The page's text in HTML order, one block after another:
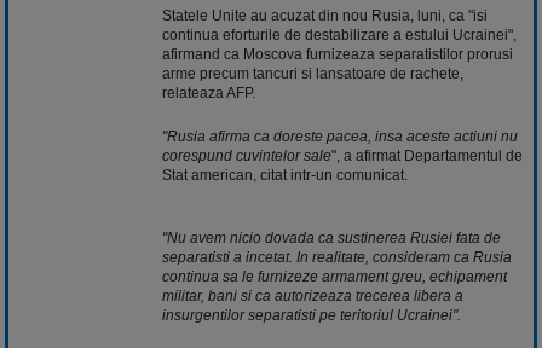
Statele Unite au acuzat din nou Rusia, luni, ca "isi
continua eforturile de destabilizare a estului Ucrainei",
afirmand ca Moscova furnizeaza separatistilor prorusi
arme precum tancuri si lansatoare de rachete,
relateaza AFP.
"Rusia afirma ca doreste pacea, insa aceste actiuni nu
corespund cuvintelor sale", a afirmat Departamentul de
Stat american, citat intr-un comunicat.
"Nu avem nicio dovada ca sustinerea Rusiei fata de
separatisti a incetat. In realitate, consideram ca Rusia
continua sa le furnizeze armament greu, echipament
militar, bani si ca autorizeaza trecerea libera a
insurgentilor separatisti pe teritoriul Ucrainei".